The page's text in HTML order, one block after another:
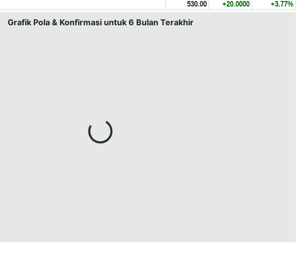
530.00 +20.0000 +3.77%
Grafik Pola & Konfirmasi untuk 6 Bulan Terakhir